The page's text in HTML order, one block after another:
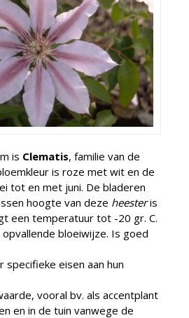
is Clematis, familie van de
is roze met wit en de
tot en met juni. De bladeren
hoogte van deze heesteris
een temperatuur tot -20 gr. C.
bloeiwijze. Is goed
specifieke eisen aan hun
vooral bv. als accentplant
en in de tuin vanwege de